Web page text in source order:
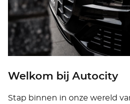
Welkom bij Autocity
Stap binnen in onze wereld